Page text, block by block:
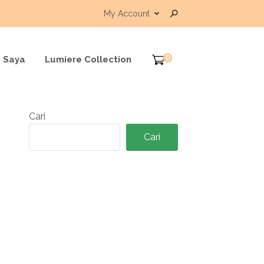
My Account
Saya Lumiere Collection 0
Cari
Cari